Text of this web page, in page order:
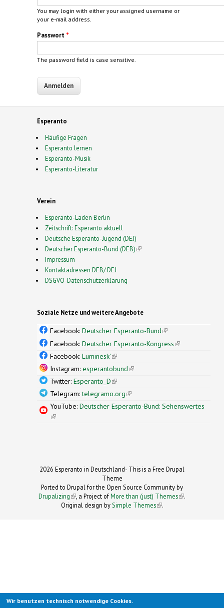
You may login with either your assigned username or
your e-mail address.
Passwort *
The password field is case sensitive.
Esperanto
Häufige Fragen
Esperanto lernen
Esperanto-Musik
Esperanto-Literatur
Verein
Esperanto-Laden Berlin
Zeitschrift: Esperanto aktuell
Deutsche Esperanto-Jugend (DEJ)
Deutscher Esperanto-Bund (DEB)(link is external)
Impressum
Kontaktadressen DEB/ DEJ
DSGVO-Datenschutzerklärung
Soziale Netze und weitere Angebote
Facebook: Deutscher Esperanto-Bund(link is
external)
Facebook: Deutscher Esperanto-Kongress(link is
Facebook: Luminesk'(link is external)
Instagram: esperantobund(link is external)
Twitter: Esperanto_D(link is external)
Telegram:telegramo.org(link is external)
YouTube: Deutscher Esperanto-Bund: Sehenswertes
(link is external)
2026 Esperanto in Deutschland- This is a Free Drupal
Theme
Ported to Drupal for the Open Source Community by
Drupalizing(link is external)
, a Project ofMore than (just) Themes (link is
.
Original design by Simple Themes
(link is
.
Wir benutzen technisch notwendige Cookies.